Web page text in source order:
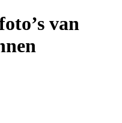
van